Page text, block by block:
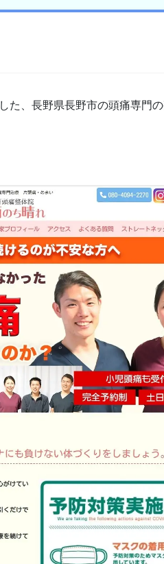
、長野県長野市の頭痛専門